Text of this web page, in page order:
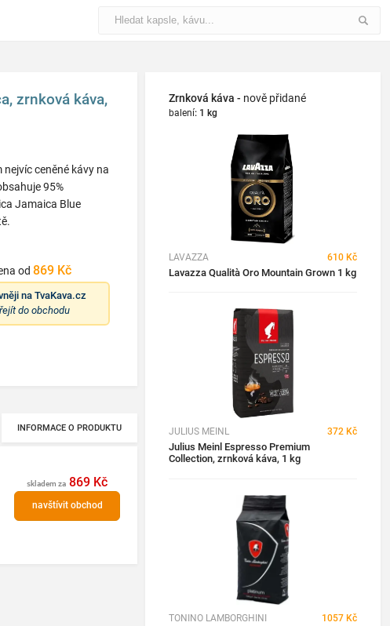
zrnková káva,
ceněné kávy na
95%
Jamaica Blue
od 869 Kč
na TvaKava.cz
do obchodu
INFORMACE O PRODUKTU
skladem za 869 Kč
navštívit obchod
Zrnková káva - nově přidané
balení: 1 kg
LAVAZZA 610 Kč
Lavazza Qualità Oro Mountain Grown 1 kg
JULIUS MEINL 372 Kč
Julius Meinl Espresso Premium
Collection, zrnková káva, 1 kg
TONINO LAMBORGHINI 1057 Kč